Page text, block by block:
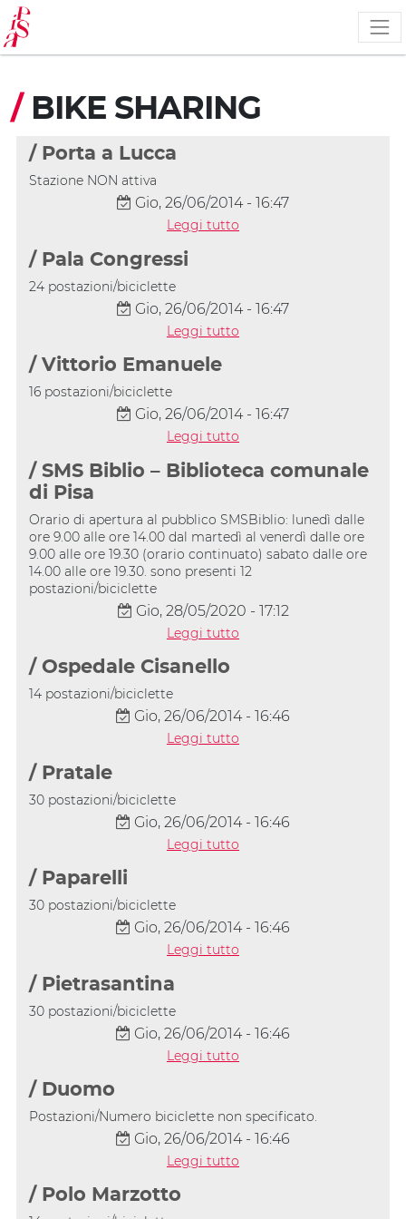
Salta
al
contenuto
principale
/ BIKE SHARING
/ Porta a Lucca
Stazione NON attiva
Gio, 26/06/2014 - 16:47
Leggi tutto
/ Pala Congressi
24 postazioni/biciclette
Gio, 26/06/2014 - 16:47
Leggi tutto
/ Vittorio Emanuele
16 postazioni/biciclette
Gio, 26/06/2014 - 16:47
Leggi tutto
/ SMS Biblio – Biblioteca comunale
di Pisa
Orario di apertura al pubblico SMSBiblio: lunedì dalle
ore 9.00 alle ore 14.00 dal martedì al venerdì dalle ore
9.00 alle ore 19.30 (orario continuato) sabato dalle ore
14.00 alle ore 19.30. sono presenti 12
postazioni/biciclette
Gio, 28/05/2020 - 17:12
Leggi tutto
/ Ospedale Cisanello
14 postazioni/biciclette
Gio, 26/06/2014 - 16:46
Leggi tutto
/ Pratale
30 postazioni/biciclette
Gio, 26/06/2014 - 16:46
Leggi tutto
/ Paparelli
30 postazioni/biciclette
Gio, 26/06/2014 - 16:46
Leggi tutto
/ Pietrasantina
30 postazioni/biciclette
Gio, 26/06/2014 - 16:46
Leggi tutto
/ Duomo
Postazioni/Numero biciclette non specificato.
Gio, 26/06/2014 - 16:46
Leggi tutto
/ Polo Marzotto